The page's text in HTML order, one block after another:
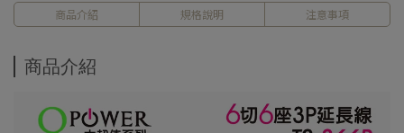
商品介紹 規格說明 注意事項
商品介紹